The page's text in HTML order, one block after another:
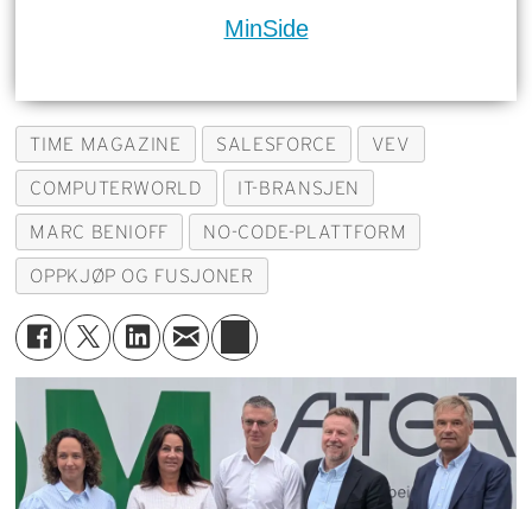
MinSide
TIME MAGAZINE SALESFORCE VEV
COMPUTERWORLD IT-BRANSJEN
MARC BENIOFF NO-CODE-PLATTFORM
OPPKJØP OG FUSJONER